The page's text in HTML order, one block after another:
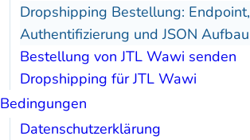
Dropshipping Bestellung: Endpoint,
Authentifizierung und JSON Aufbau
Bestellung von JTL Wawi senden
Dropshipping für JTL Wawi
Bedingungen
Datenschutzerklärung